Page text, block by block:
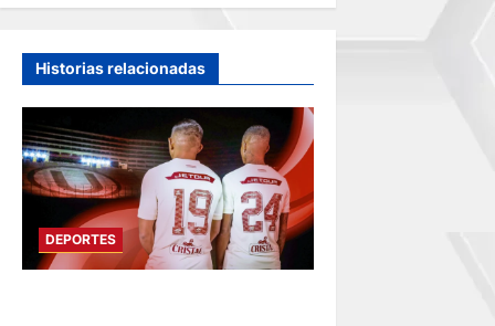
i
ó
n
d
e
Historias relacionadas
DEPORTES